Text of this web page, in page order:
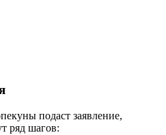
подаст заявление,
ряд шагов: